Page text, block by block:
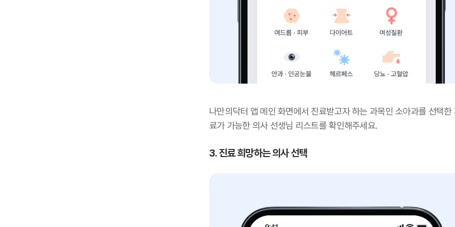
나만의닥터 앱 메인 화면에서 진료받고자 하는 과목인 소아과를 선택한
료가 가능한 의사 선생님 리스트를 확인해주세요.
3. 진료 희망하는 의사 선택